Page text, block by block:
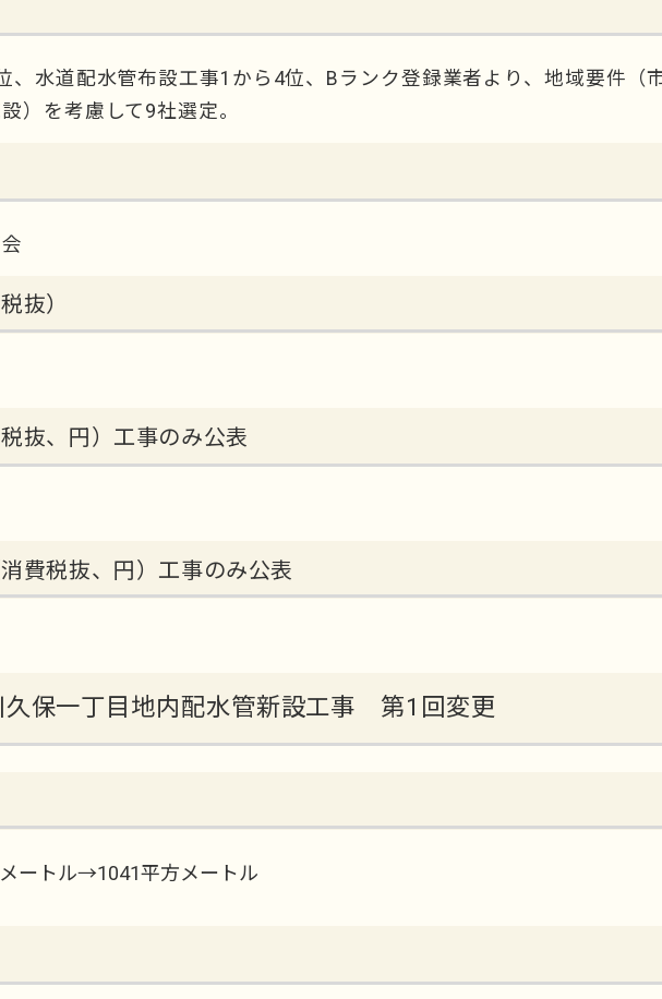
水道配水管布設工事1から4位、Bランク登録業者より、地域要件（
）を考慮して9社選定。
抜）
抜、円）工事のみ公表
費税抜、円）工事のみ公表
保一丁目地内配水管新設工事 第1回変更
ートル→1041平方メートル